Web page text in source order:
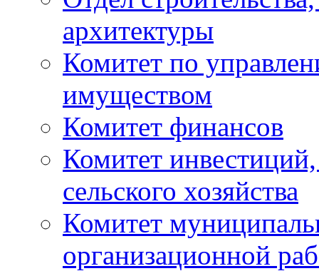
архитектуры
Комитет по
имуществом
Комитет финансов
Комитет
сельского хозяйства
Комитет
организационной